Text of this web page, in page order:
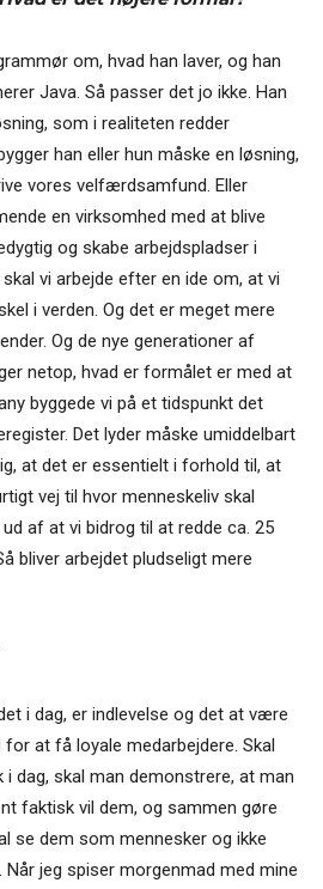
om, hvad han laver, og han
Java. Så passer det jo ikke. Han
som i realiteten redder
han eller hun måske en løsning,
vores velfærdsamfund. Eller
en virksomhed med at blive
og skabe arbejdspladser i
vi arbejde efter en ide om, at vi
i verden. Og det er meget mere
Og de nye generationer af
netop, hvad er formålet er med at
byggede vi på et tidspunkt det
Det lyder måske umiddelbart
at det er essentielt i forhold til, at
vej til hvor menneskeliv skal
af at vi bidrog til at redde ca. 25
bliver arbejdet pludseligt mere
i dag, er indlevelse og det at være
for at få loyale medarbejdere. Skal
dag, skal man demonstrere, at man
faktisk vil dem, og sammen gøre
se dem som mennesker og ikke
jeg spiser morgenmad med mine